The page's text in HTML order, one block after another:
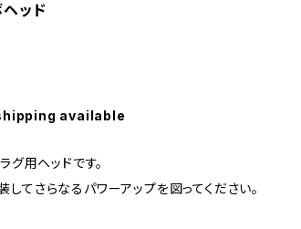
ッド
available
グ用ヘッドです。
てさらなるパワーアップを図ってください。